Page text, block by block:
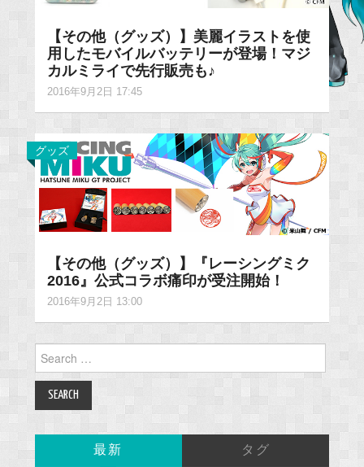
【その他（グッズ）】美麗イラストを使
用したモバイルバッテリーが登場！マジ
カルミライで先行販売も♪
2016年9月2日 17:45
グッズ
【その他（グッズ）】『レーシングミク
2016』公式コラボ痛印が受注開始！
2016年9月2日 13:00
for:
最新 タグ